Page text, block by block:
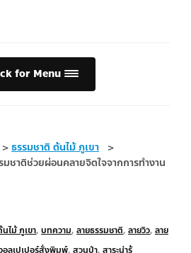
for Menu
>ธรรมชาติ ต้นไม้ ภูเขา >
มชาติช่วยผ่อนคลายจิตใจจากการทำงาน
ไม้ ภูเขา, บทความ, ลายธรรมชาติ, ลายวิว, ลาย
อลเปเปอร์สั่งพิมพ์, สวนป่า, สาระน่ารู้